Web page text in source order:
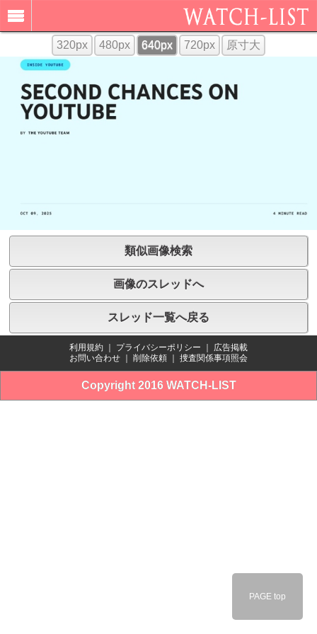
320px 480px 640px 720px 原寸大
類似画像検索
画像のスレッドへ
スレッド一覧へ戻る
利用規約 プライバシーポリシー
広告掲載
お問い合わせ
削除依頼 捜査関係事項照会
Copyright 2016 WATCH-LIST
PAGE top